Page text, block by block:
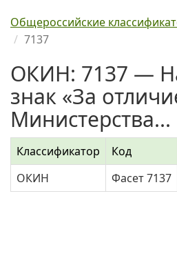
Общероссийские
7137
ОКИН: 7137 —
знак «За
Министерства...
Классификатор Код
ОКИН
Фасет 7137